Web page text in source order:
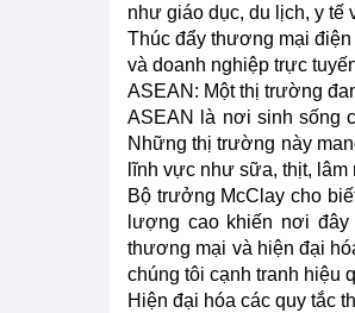
như giáo dục, du lịch, y tế
Thúc đẩy thương mại
và doanh nghiệp trực
ASEAN: Một thị trường
ASEAN là nơi sinh sống
Những thị trường này
lĩnh vực như sữa, thịt,
Bộ trưởng McClay cho
lượng cao khiến nơi
thương mại và hiện đại
chúng tôi cạnh tranh hiệu
Hiện đại hóa các quy tắc